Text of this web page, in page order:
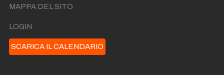
MAPPA DEL SITO
LOGIN
SCARICA IL CALENDARIO